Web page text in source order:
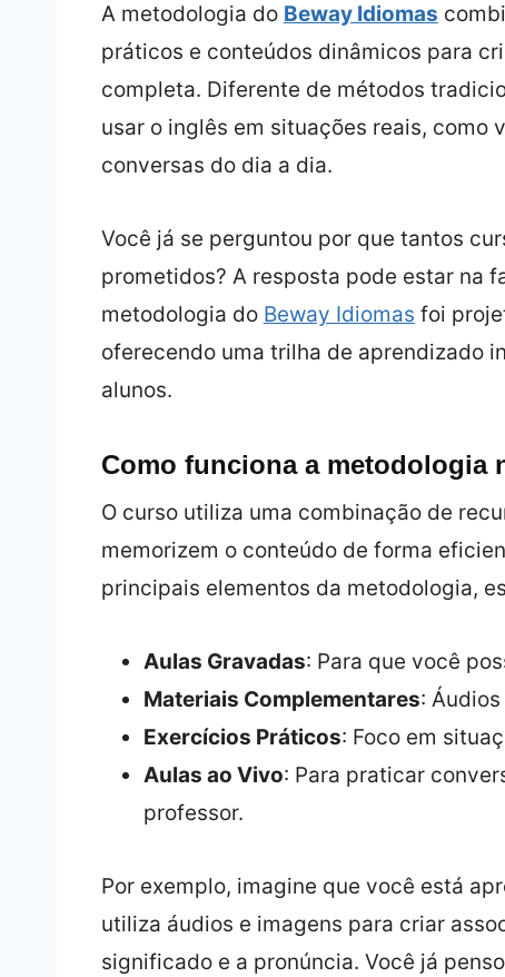
A metodologia do Beway Idiomas
práticos e conteúdos dinâmicos para
completa. Diferente de métodos
usar o inglês em situações reais, como
conversas do dia a dia.
Você já se perguntou por que tantos
prometidos? A resposta pode estar na
metodologia do Beway Idiomas foi
oferecendo uma trilha de aprendizado
alunos.
Como funciona a metodologia
O curso utiliza uma combinação de
memorizem o conteúdo de forma
principais elementos da metodologia,
Aulas Gravadas: Para que você
Materiais Complementares:
Exercícios Práticos: Foco em
Aulas ao Vivo: Para praticar
professor.
Por exemplo, imagine que você está
utiliza áudios e imagens para criar
significado e a pronúncia. Você já